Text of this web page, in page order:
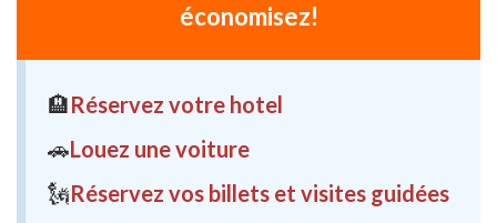
économisez!
🏨Réservez votre hotel
🚗Louez une voiture
🗽Réservez vos billets et visites guidées